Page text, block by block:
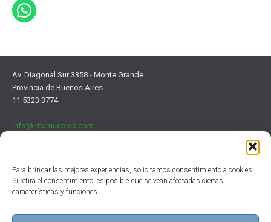
Para brindar las mejores experiencias, solicitamos consentimiento a cookies.
Si retira el consentimiento, es posible que se vean afectadas ciertas
características y funciones.
Av. Diagonal Sur 3358 - Monte Grande
Provincia de Buenos Aires
11 5323 3774
info@imamuebles.com
Clientes